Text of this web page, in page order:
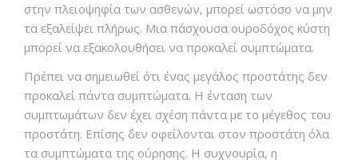
στην πλειοψηφία των ασθενών, μπορεί ωστόσο να μην
τα εξαλείψει πλήρως. Μια πάσχουσα ουροδόχος κύστη
μπορεί να εξακολουθήσει να προκαλεί συμπτώματα.
Πρέπει να σημειωθεί ότι ένας μεγάλος προστάτης δεν
προκαλεί πάντα συμπτώματα. Η ένταση των
συμπτωμάτων δεν έχει σχέση πάντα με το μέγεθος του
προστάτη. Επίσης δεν οφείλονται στον προστάτη όλα
τα συμπτώματα της ούρησης. Η συχνουρία, η